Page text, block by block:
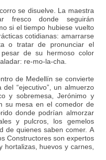
se disuelve. La maestra
donde seguirán
si el tiempo hubiese vuelto
cotidianas: amarrarse
o tratar de pronunciar el
de su hermoso color
re-mo-la-cha.
de Medellín se convierte
“ejecutivo”, un almuerzo
y sobremesa, Jerónimo y
su mesa en el comedor de
donde podrían almorzar
y pulcros, los gemelos
de quienes saben comer. A
Constructores son expertos
hortalizas, huevos y carnes,